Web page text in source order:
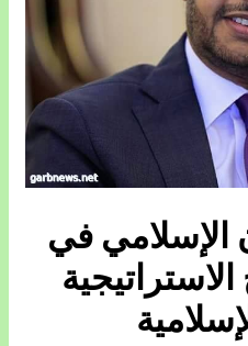
الإسلامي في